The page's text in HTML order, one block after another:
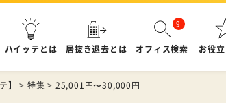
ハイッテとは 居抜き退去とは オフィス検索 お役
】 > 特集 > 25,001円〜30,000円